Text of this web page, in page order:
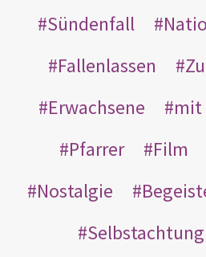
Sündenfall
Fallenlassen
Erwachsene
mit
Pfarrer
Film
Nostalgie
Selbstachtung